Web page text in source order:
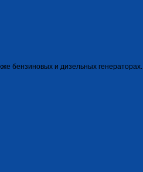
бензиновых и дизельных генераторах.